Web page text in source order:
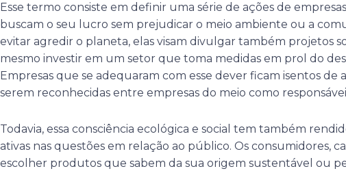
Esse termo consiste em definir uma série de ações de
buscam o seu lucro sem prejudicar o meio ambiente ou a
evitar agredir o planeta, elas visam divulgar também projetos
mesmo investir em um setor que toma medidas em prol do
Empresas que se adequaram com esse dever ficam isentos de
serem reconhecidas entre empresas do meio como
Todavia, essa consciência ecológica e social tem também
ativas nas questões em relação ao público. Os consumidores,
escolher produtos que sabem da sua origem sustentável ou